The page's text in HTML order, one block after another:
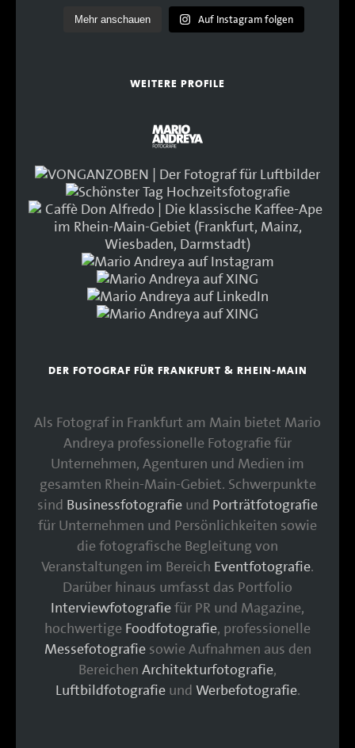
Mehr anschauen Auf Instagram folgen
WEITERE PROFILE
DER FOTOGRAF FÜR FRANKFURT & RHEIN-MAIN
Als Fotograf in Frankfurt am Main bietet Mario
Andreya professionelle Fotografie für
Unternehmen, Agenturen und Medien im
gesamten Rhein-Main-Gebiet. Schwerpunkte
sind Businessfotografie und Porträtfotografie
für Unternehmen und Persönlichkeiten sowie
die fotografische Begleitung von
Veranstaltungen im Bereich Eventfotografie.
Darüber hinaus umfasst das Portfolio
Interviewfotografiefür PR und Magazine,
hochwertige Foodfotografie, professionelle
Messefotografiesowie Aufnahmen aus den
Bereichen Architekturfotografie,
Luftbildfotografieund Werbefotografie.